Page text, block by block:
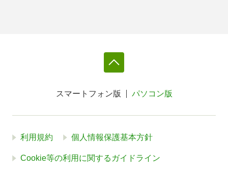
スマートフォン版 パソコン版
利用規約 個人情報保護基本方針
Cookie等の利用に関するガイドライン